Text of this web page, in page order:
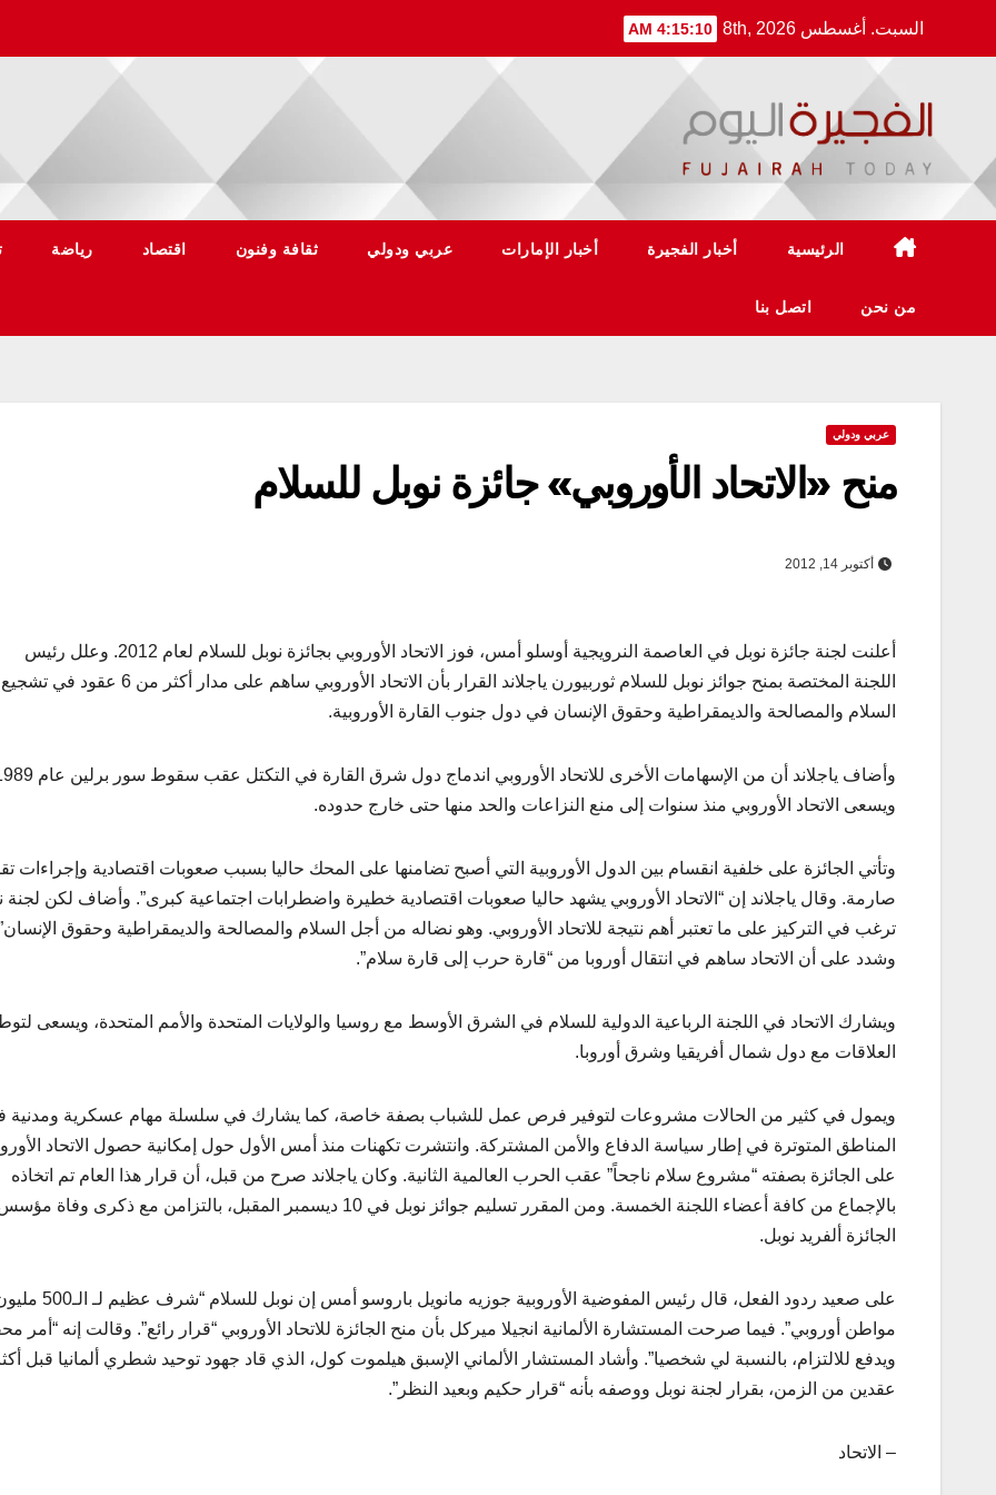
السبت. أغسطس 8th, 2026 4:15:10 AM
الرئيسية أخبار الفجيرة أخبار الإمارات عربي ودولي ثقافة وفنون اقتصاد رياضة
من نحن اتصل بنا
عربي ودولي
منح «الاتحاد الأوروبي» جائزة نوبل للسلام
أكتوبر 14, 2012
أعلنت لجنة جائزة نوبل في العاصمة النرويجية أوسلو أمس، فوز الاتحاد الأوروبي بجائزة نوبل للسلام لعام 2012. وعلل رئيس
اللجنة المختصة بمنح جوائز نوبل للسلام ثوربيورن ياجلاند القرار بأن الاتحاد الأوروبي ساهم على مدار أكثر من 6 عقود في تشجيع
السلام والمصالحة والديمقراطية وحقوق الإنسان في دول جنوب القارة الأوروبية.
ويسعى الاتحاد الأوروبي منذ سنوات إلى منع النزاعات والحد منها حتى خارج حدوده.
وتأتي الجائزة على خلفية انقسام بين الدول الأوروبية التي أصبح تضامنها على المحك حاليا بسبب صعوبات اقتصادية وإجراءات
صارمة. وقال ياجلاند إن “الاتحاد الأوروبي يشهد حاليا صعوبات اقتصادية خطيرة واضطرابات اجتماعية كبرى”. وأضاف لكن لجنة
ترغب في التركيز على ما تعتبر أهم نتيجة للاتحاد الأوروبي. وهو نضاله من أجل السلام والمصالحة والديمقراطية وحقوق
وشدد على أن الاتحاد ساهم في انتقال أوروبا من “قارة حرب إلى قارة سلام”.
ويشارك الاتحاد في اللجنة الرباعية الدولية للسلام في الشرق الأوسط مع روسيا والولايات المتحدة والأمم المتحدة، ويسعى
العلاقات مع دول شمال أفريقيا وشرق أوروبا.
ويمول في كثير من الحالات مشروعات لتوفير فرص عمل للشباب بصفة خاصة، كما يشارك في سلسلة مهام عسكرية ومدنية
المناطق المتوترة في إطار سياسة الدفاع والأمن المشتركة. وانتشرت تكهنات منذ أمس الأول حول إمكانية حصول الاتحاد
على الجائزة بصفته “مشروع سلام ناجحاً” عقب الحرب العالمية الثانية. وكان ياجلاند صرح من قبل، أن قرار هذا العام تم اتخاذه
بالإجماع من كافة أعضاء اللجنة الخمسة. ومن المقرر تسليم جوائز نوبل في 10 ديسمبر المقبل، بالتزامن مع ذكرى وفاة
الجائزة ألفريد نوبل.
على صعيد ردود الفعل، قال رئيس المفوضية الأوروبية جوزيه مانويل باروسو أمس إن نوبل للسلام “شرف
مواطن أوروبي”. فيما صرحت المستشارة الألمانية انجيلا ميركل بأن منح الجائزة للاتحاد الأوروبي “قرار رائع”. وقالت إنه “أمر
ويدفع للالتزام، بالنسبة لي شخصيا”. وأشاد المستشار الألماني الإسبق هيلموت كول، الذي قاد جهود توحيد شطري ألمانيا قبل
عقدين من الزمن، بقرار لجنة نوبل ووصفه بأنه “قرار حكيم وبعيد النظر”.
– الاتحاد